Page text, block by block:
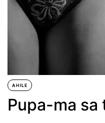
AHILE
Pupa-ma sa